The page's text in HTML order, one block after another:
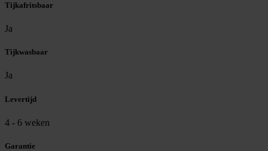
Tijkafritsbaar
Ja
Tijkwasbaar
Ja
Levertijd
4 - 6 weken
Garantie